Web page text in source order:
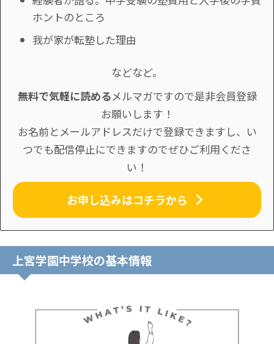
ホントのところ
我が家が転塾した理由
などなど。
無料で気軽に読めるメルマガですので是非会員登録
お願いします！
お名前とメールアドレスだけで登録できますし、い
つでも配信停止にできますのでぜひご利用くださ
い！
お申し込みはコチラから
上宮学園中学校の基本情報